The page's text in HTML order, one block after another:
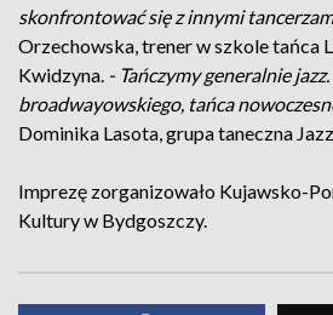
skonfrontować się z innymi
Orzechowska, trener w szkole tańca
Kwidzyna. - Tańczymy generalnie
broadwayowskiego, tańca
Dominika Lasota, grupa taneczna
Imprezę zorganizowało Kujawsko-
Kultury w Bydgoszczy.